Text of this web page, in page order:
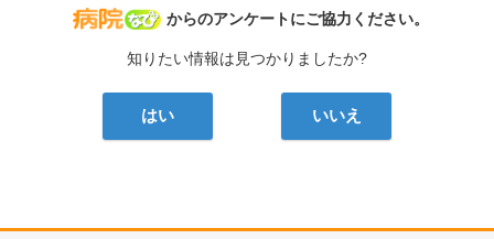
病院なび
からのアンケートにご協力ください。
知りたい情報は見つかりましたか?
はい いいえ